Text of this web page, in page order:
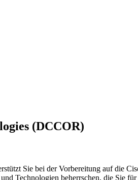
(DCCOR)
Sie bei der Vorbereitung auf die
Technologien beherrschen, die Sie